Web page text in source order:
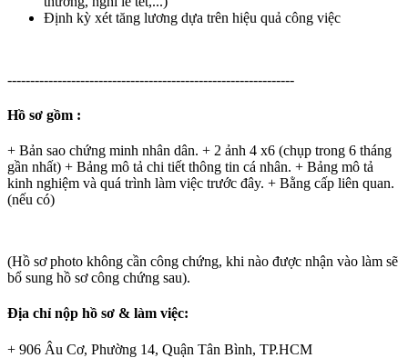
Định kỳ xét tăng lương dựa trên hiệu quả công việc
---------------------------------------------------------------
Hồ sơ gồm :
+ Bản sao chứng minh nhân dân. + 2 ảnh 4 x6 (chụp trong 6 tháng
gần nhất) + Bảng mô tả chi tiết thông tin cá nhân. + Bảng mô tả
kinh nghiệm và quá trình làm việc trước đây. + Bằng cấp liên quan.
(nếu có)
(Hồ sơ photo không cần công chứng, khi nào được nhận vào làm sẽ
bổ sung hồ sơ công chứng sau).
Địa chỉ nộp hồ sơ & làm việc:
+ 906 Âu Cơ, Phường 14, Quận Tân Bình, TP.HCM